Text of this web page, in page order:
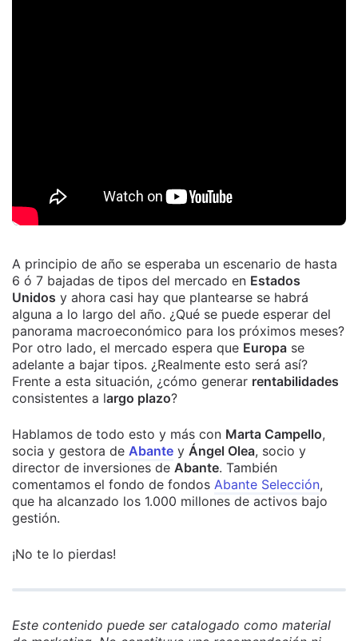
A principio de año se esperaba un escenario de hasta
6 ó 7 bajadas de tipos del mercado en Estados
Unidos y ahora casi hay que plantearse se habrá
alguna a lo largo del año. ¿Qué se puede esperar del
panorama macroeconómico para los próximos meses?
Por otro lado, el mercado espera que Europa se
adelante a bajar tipos. ¿Realmente esto será así?
Frente a esta situación, ¿cómo generar rentabilidades
consistentes a largo plazo?
Hablamos de todo esto y más con Marta Campello,
socia y gestora de Abante y Ángel Olea, socio y
director de inversiones de Abante. También
comentamos el fondo de fondos Abante Selección,
que ha alcanzado los 1.000 millones de activos bajo
gestión.
¡No te lo pierdas!
Este contenido puede ser catalogado como material